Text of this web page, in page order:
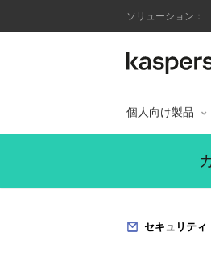
ソリューション：
個人向け製品
セキュリティ